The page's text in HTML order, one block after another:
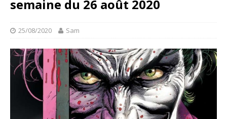
semaine du 26 août 2020
25/08/2020 Sam